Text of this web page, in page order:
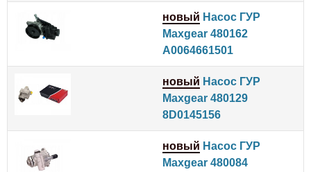
новый Насос ГУР
Maxgear 480162
A0064661501
новый Насос ГУР
Maxgear 480129
8D0145156
новый Насос ГУР
Maxgear 480084